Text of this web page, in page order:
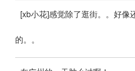
[xb小花]感觉除了逛街。。好像
的。。